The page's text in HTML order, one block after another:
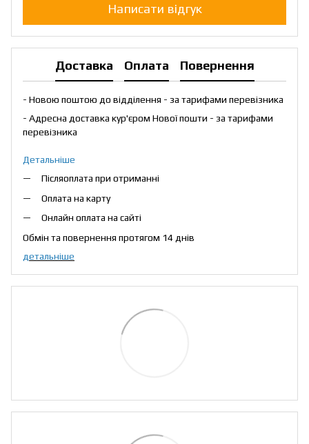
Написати відгук
Доставка Оплата Повернення
- Новою поштою до відділення - за тарифами перевізника
- Адресна доставка кур'єром Нової пошти - за тарифами
перевізника
Детальніше
Післяоплата при отриманні
Оплата на карту
Онлайн оплата на сайті
Обмін та повернення протягом 14 днів
детальніше